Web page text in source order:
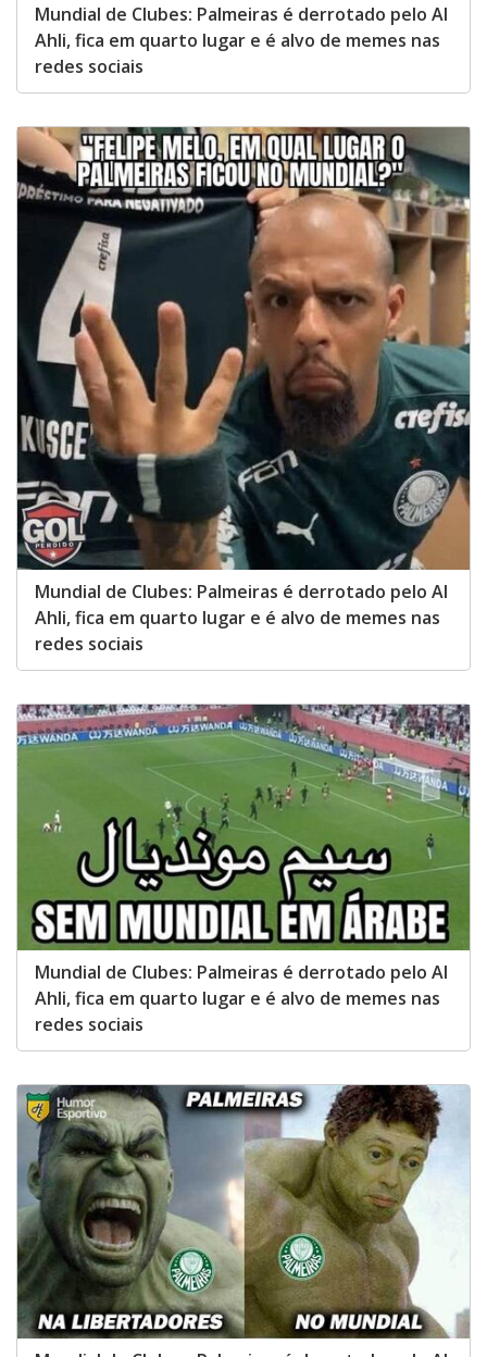
Mundial de Clubes: Palmeiras é derrotado pelo Al
Ahli, fica em quarto lugar e é alvo de memes nas
redes sociais
Mundial de Clubes: Palmeiras é derrotado pelo Al
Ahli, fica em quarto lugar e é alvo de memes nas
redes sociais
Mundial de Clubes: Palmeiras é derrotado pelo Al
Ahli, fica em quarto lugar e é alvo de memes nas
redes sociais